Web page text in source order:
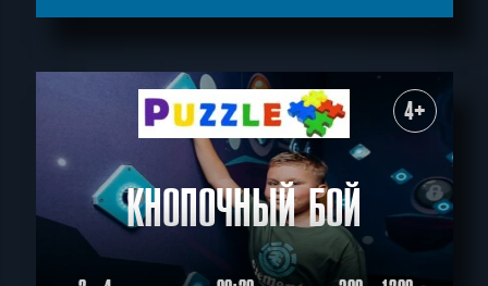
4+
КНОПОЧНЫЙ БОЙ